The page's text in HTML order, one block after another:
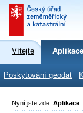
Vítejte Aplikace
Poskytování geodat
Nyní jste zde: Aplikace